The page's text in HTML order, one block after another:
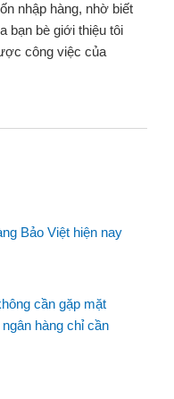
nhập hàng, nhờ biết
bạn bè giới thiệu tôi
công việc của
Bảo Việt hiện nay
cần gặp mặt
hàng chỉ cần